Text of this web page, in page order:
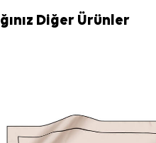
Diğer Ürünler